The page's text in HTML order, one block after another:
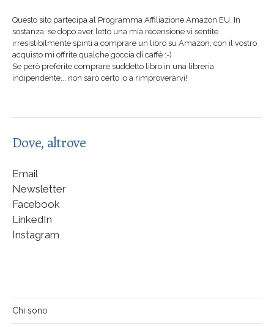
Questo sito partecipa al Programma Affiliazione Amazon EU. In
sostanza, se dopo aver letto una mia recensione vi sentite
irresistibilmente spinti a comprare un libro su Amazon, con il vostro
acquisto mi offrite qualche goccia di caffè :-)
Se però preferite comprare suddetto libro in una libreria
indipendente... non sarò certo io a rimproverarvi!
Dove, altrove
Email
Newsletter
Facebook
LinkedIn
Instagram
Chi sono